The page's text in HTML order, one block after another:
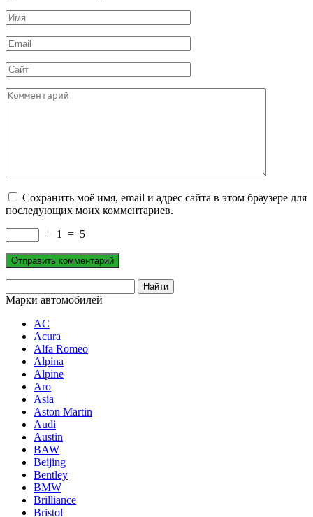
Имя
*
Email
*
Сайт
Комментарий
Сохранить моё имя, email и адрес сайта в этом браузере для
последующих моих комментариев.
+ 1 = 5
Марки автомобилей
AC
Acura
Alfa Romeo
Alpina
Alpine
Aro
Asia
Aston Martin
Audi
Austin
BAW
Beijing
Bentley
BMW
Brilliance
Bristol